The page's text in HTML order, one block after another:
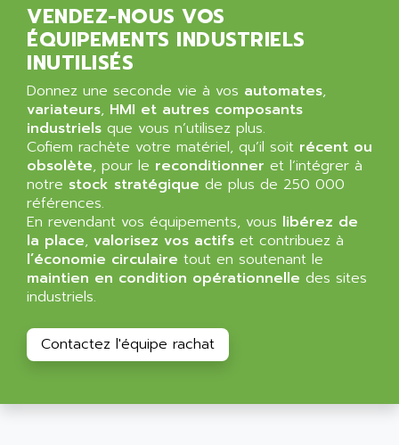
VENDEZ-NOUS VOS
ÉQUIPEMENTS INDUSTRIELS
INUTILISÉS
Donnez une seconde vie à vos automates,
variateurs, HMI et autres composants
industriels que vous n’utilisez plus.
Cofiem rachète votre matériel, qu’il soit récent ou
obsolète, pour le reconditionner et l’intégrer à
notre stock stratégique de plus de 250 000
références.
En revendant vos équipements, vous libérez de
la place, valorisez vos actifs et contribuez à
l’économie circulaire tout en soutenant le
maintien en condition opérationnelle des sites
industriels.
Contactez l'équipe rachat